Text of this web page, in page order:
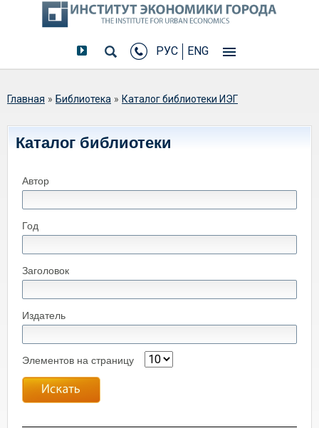
РУС ENG
Вы здесь
Главная » Библиотека » Каталог библиотеки ИЭГ
Каталог библиотеки
Автор
Год
Заголовок
Издатель
Элементов на страницу